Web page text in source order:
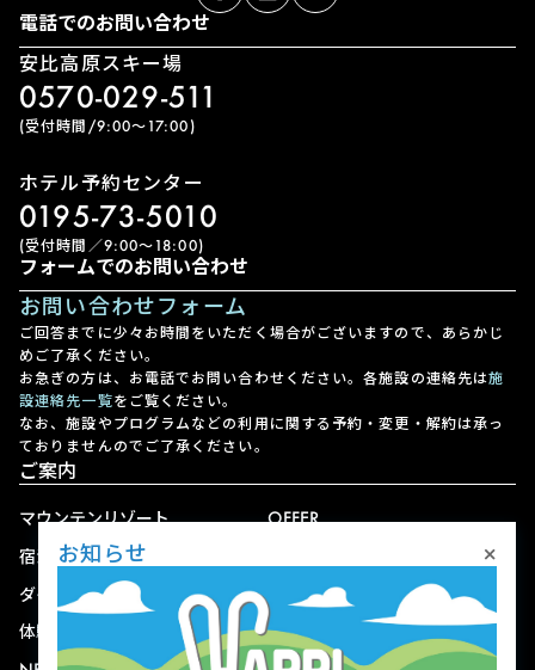
電話でのお問い合わせ
安比高原スキー場
0570-029-511
(受付時間/9:00〜17:00)
ホテル予約センター
0195-73-5010
(受付時間／9:00〜18:00)
フォームでのお問い合わせ
お問い合わせフォーム
ご回答までに少々お時間をいただく場合がございますので、あらかじ
めご了承ください。
お急ぎの方は、お電話でお問い合わせください。各施設の連絡先は施
設連絡先一覧をご覧ください。
なお、施設やプログラムなどの利用に関する予約・変更・解約は承っ
ておりませんのでご了承ください。
ご案内
マウンテンリゾート
宿泊
ダイニング
体験
OFFER
ショップ
お知らせ ×